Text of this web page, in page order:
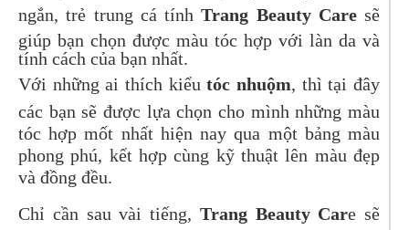
ngắn, trẻ trung cá tínhTrang Beauty Caresẽ
giúp bạn chọn được màu tóc hợp với làn da và
tính cách của bạn nhất.
Với những ai thích kiểutóc nhuộm, thì tại đây
các bạn sẽ được lựa chọn cho mình những màu
tóc hợp mốt nhất hiện nay qua một bảng màu
phong phú, kết hợp cùng kỹ thuật lên màu đẹp
và đồng đều.
Chỉ cần sau vài tiếng, Trang Beauty Care sẽ